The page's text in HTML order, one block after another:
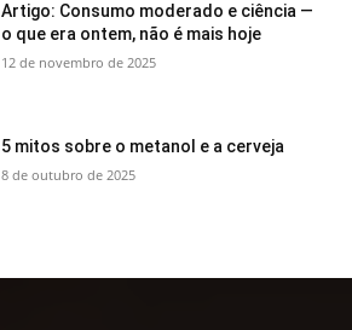
Artigo: Consumo moderado e ciência —
o que era ontem, não é mais hoje
12 de novembro de 2025
5 mitos sobre o metanol e a cerveja
8 de outubro de 2025